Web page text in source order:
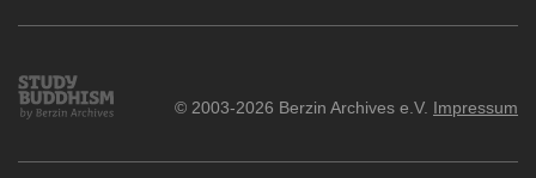
Study
Buddhism
© 2003-2026 Berzin Archives e.V. Impressum